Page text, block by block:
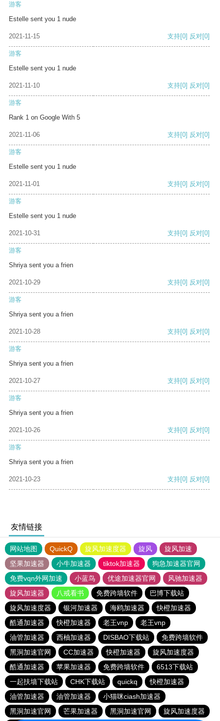
游客
Estelle sent you 1 nude
2021-11-15 支持[0] 反对[0]
游客
Estelle sent you 1 nude
2021-11-10 支持[0] 反对[0]
游客
Rank 1 on Google With 5
2021-11-06 支持[0] 反对[0]
游客
Estelle sent you 1 nude
2021-11-01 支持[0] 反对[0]
游客
Estelle sent you 1 nude
2021-10-31 支持[0] 反对[0]
游客
Shriya sent you a frien
2021-10-29 支持[0] 反对[0]
游客
Shriya sent you a frien
2021-10-28 支持[0] 反对[0]
游客
Shriya sent you a frien
2021-10-27 支持[0] 反对[0]
游客
Shriya sent you a frien
2021-10-26 支持[0] 反对[0]
游客
Shriya sent you a frien
2021-10-23 支持[0] 反对[0]
友情链接
网站地图 QuickQ 旋风加速度器 旋风
旋风加速
坚果加速器
小牛加速器 tiktok加速器
狗急加速器官网
免费vqn外网加速
小蓝鸟 优途加速器官网
风驰加速器
旋风加速器
八戒看书 免费跨墙软件
巴博下载站
旋风加速度器
银河加速器 海鸥加速器
快橙加速器
酷通加速器
快橙加速器 老王vnp
老王vnp
油管加速器
西柚加速器 DISBAO下载站
免费跨墙软件
黑洞加速官网
CC加速器 快橙加速器
旋风加速度器
酷通加速器
苹果加速器 免费跨墙软件
6513下载站
一起扶墙下载站
CHK下载站 quickq
快橙加速器
油管加速器
油管加速器
小猫咪ciash加速器
黑洞加速官网
芒果加速器 黑洞加速官网 旋风加速度器